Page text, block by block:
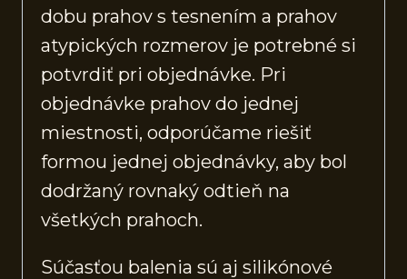
dobu prahov s tesnením a prahov
atypických rozmerov je potrebné si
potvrdiť pri objednávke. Pri
objednávke prahov do jednej
miestnosti, odporúčame riešiť
formou jednej objednávky, aby bol
dodržaný rovnaký odtieň na
všetkých prahoch.
Súčasťou balenia sú aj silikónové